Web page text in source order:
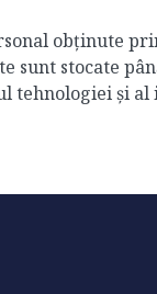
obținute
sunt stocate
tehnologiei și al